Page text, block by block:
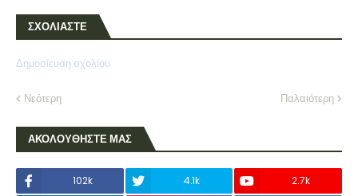
ΣΧΟΛΙΑΣΤΕ
Δημοσίευση σχολίου
Νεότερη Παλαιότερη
ΑΚΟΛΟΥΘΗΣΤΕ ΜΑΣ
102k 4.1k
2.7k